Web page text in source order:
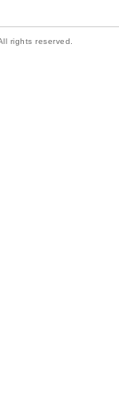
rights reserved.